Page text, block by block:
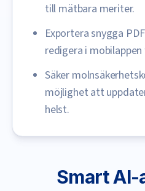
till mätbara meriter.
Exportera snygga
redigera i
Säker
möjlighet att
helst.
FunktionerSmart